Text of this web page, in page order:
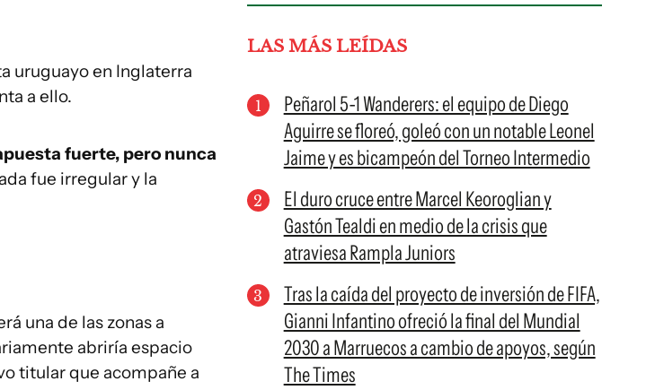
uruguayo en Inglaterra
a ello.
fuerte, pero nunca
fue irregular y la
una de las zonas a
abriría espacio
titular que acompañe a
LAS MÁS LEÍDAS
Peñarol 5-1 Wanderers: el equipo de Diego
Aguirre se floreó, goleó con un notable Leonel
Jaime y es bicampeón del Torneo Intermedio
El duro cruce entre Marcel Keoroglian y
Gastón Tealdi en medio de la crisis que
atraviesa Rampla Juniors
Tras la caída del proyecto de inversión de FIFA,
Gianni Infantino ofreció la final del Mundial
2030 a Marruecos a cambio de apoyos, según
The Times